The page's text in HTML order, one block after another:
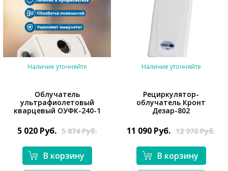
Наличие уточняйте
Облучатель
ультрафиолетовый
кварцевый ОУФК-240-1
5 020 Руб. 5 874Руб.
В корзину
*}
Наличие уточняйте
Рециркулятор-
облучатель Кронт
Дезар-802
11 090 Руб. 12 976Руб.
В корзину